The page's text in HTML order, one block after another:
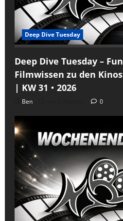
Deep Dive Tuesday
Deep Dive Tuesday –
Filmwissen zu den
| KW 31・2026
Ben 0